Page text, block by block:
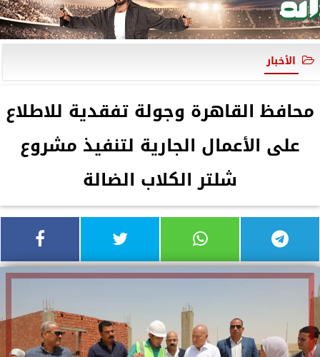
الأخبار
محافظ القاهرة وجولة تفقدية للاطلاع
على الأعمال الجارية لتنفيذ مشروع
شلتر الكلاب الضالة